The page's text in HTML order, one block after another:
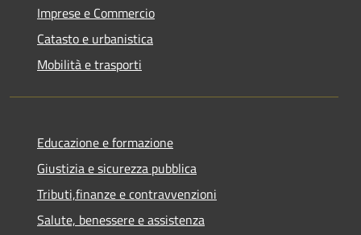
Imprese e Commercio
Catasto e urbanistica
Mobilità e trasporti
Educazione e formazione
Giustizia e sicurezza pubblica
Tributi,finanze e contravvenzioni
Salute, benessere e assistenza